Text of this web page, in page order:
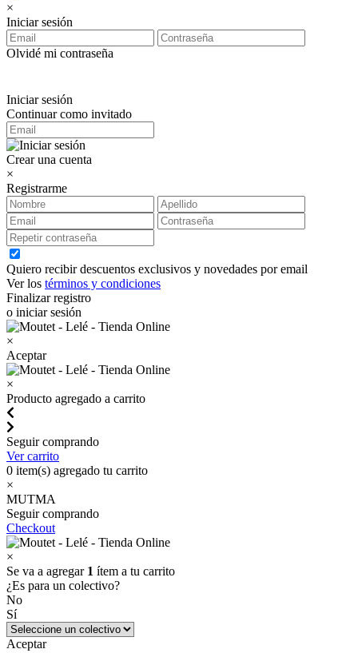
×
Iniciar sesión
Olvidé mi contraseña
Iniciar sesión
Continuar como invitado
Crear una cuenta
×
Registrarme
Quiero recibir descuentos exclusivos y novedades por email
Ver los términos y condiciones
Finalizar registro
o iniciar sesión
×
Aceptar
×
Producto agregado a carrito
Seguir comprando
Ver carrito
0 item(s) agregado tu carrito
×
MUTMA
Seguir comprando
Checkout
×
Se va a agregar 1 ítem a tu carrito
¿Es para un colectivo?
No
Sí
Aceptar